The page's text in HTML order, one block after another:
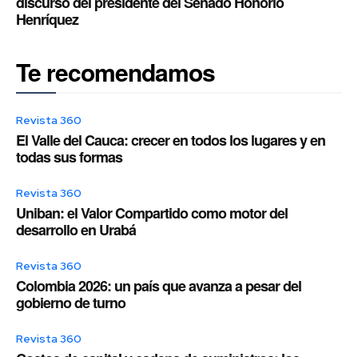
Henríquez
Te recomendamos
Revista 360
El Valle del Cauca: crecer en todos los lugares y en
todas sus formas
Revista 360
Uniban: el Valor Compartido como motor del
desarrollo en Urabá
Revista 360
Colombia 2026: un país que avanza a pesar del
gobierno de turno
Revista 360